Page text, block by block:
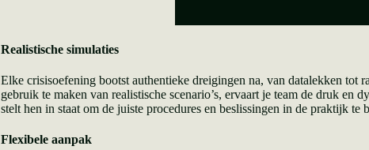
Realistische simulaties
Elke crisisoefening bootst authentieke dreigingen na, van datalekken tot
gebruik te maken van realistische scenario’s, ervaart je team de druk en
stelt hen in staat om de juiste procedures en beslissingen in de praktijk te
Flexibele aanpak